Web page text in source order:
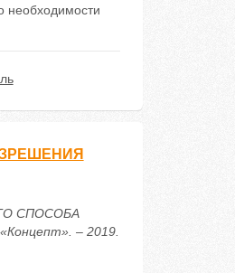
необходимости
СПОСОБА
– 2019.